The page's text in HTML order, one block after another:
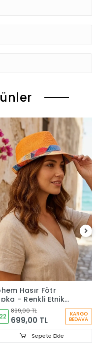
Hasır Fötr
– Renkli Etnik
Yazlık Kadın
6261
899,00 TL
699,00 TL
KARGO
BEDAVA
Sepete Ekle